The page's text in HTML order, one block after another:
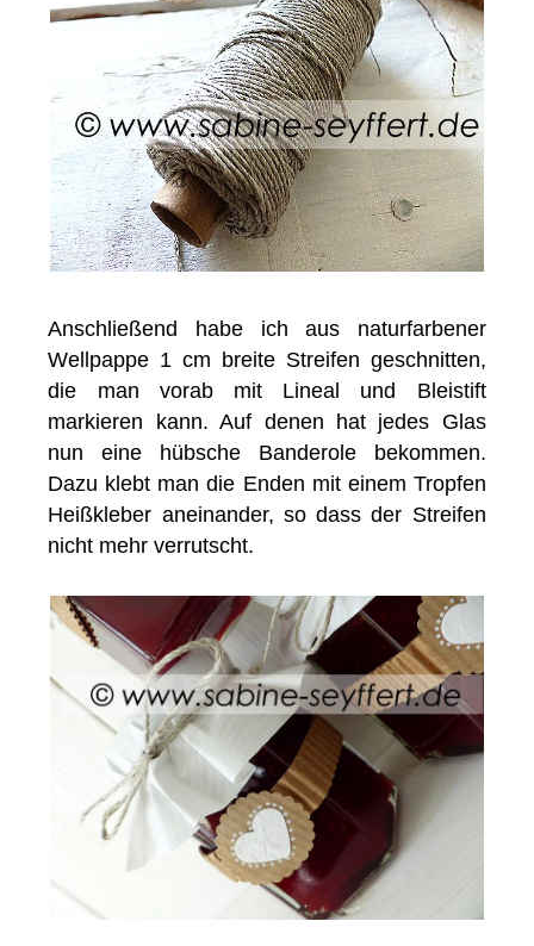
Anschließend habe ich aus naturfarbener
Wellpappe 1 cm breite Streifen geschnitten,
die man vorab mit Lineal und Bleistift
markieren kann. Auf denen hat jedes Glas
nun eine hübsche Banderole bekommen.
Dazu klebt man die Enden mit einem Tropfen
Heißkleber aneinander, so dass der Streifen
nicht mehr verrutscht.